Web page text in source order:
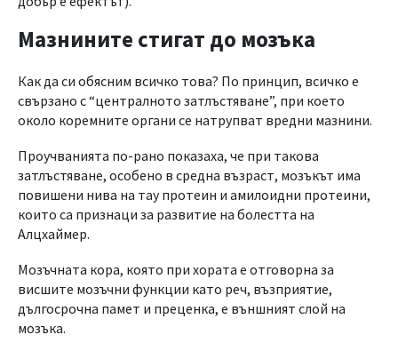
Мазнините стигат до мозъка
Как да си обясним всичко това? По принцип, всичко е
свързано с “централното затлъстяване”, при което
около коремните органи се натрупват вредни мазнини.
Проучванията по-рано показаха, че при такова
затлъстяване, особено в средна възраст, мозъкът има
повишени нива на тау протеин и амилоидни протеини,
които са признаци за развитие на болестта на
Алцхаймер.
Мозъчната кора, която при хората е отговорна за
висшите мозъчни функции като реч, възприятие,
дългосрочна памет и преценка, е външният слой на
мозъка.